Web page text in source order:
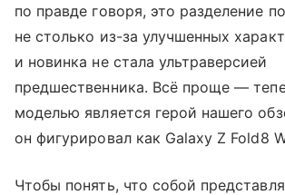
по правде говоря, это разделение
не столько из-за улучшенных
и новинка не стала ультраверсией
предшественника. Всё проще —
моделью является герой нашего
он фигурировал как Galaxy Z Fold8
Чтобы понять, что собой